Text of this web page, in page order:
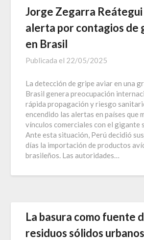
Jorge Zegarra
alerta por contagios de
en Brasil
Publicada el 22/05/2025
La detección de gripe aviar en una
Brasil genera preocupación
rápida propagación y riesgo
encendido las alertas en países que
vínculos comerciales con el gigante
Ante esta situación, Perú decidió
días la importación de productos
brasileños. Las autoridades…
La basura como fuente
residuos sólidos